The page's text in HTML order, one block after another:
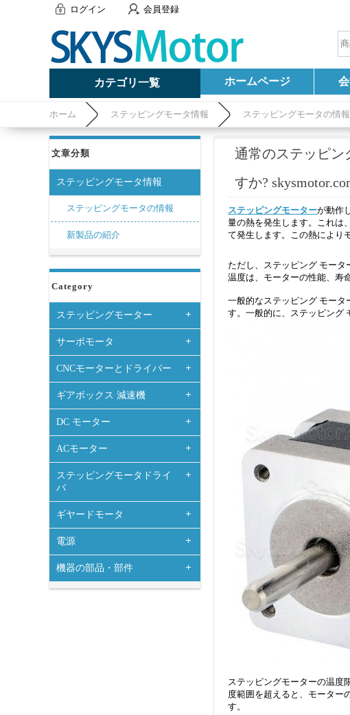
ログイン 会員登録
カテゴリ一覧 ホームページ
ホーム ステッピングモータ情報 ステッピングモータの情報
文章分類
ステッピングモータ情報
ステッピングモータの情報
新製品の紹介
Category
ステッピングモーター
サーボモータ
CNCモーターとドライバー
ギアボックス 減速機
DC モーター
ACモーター
ステッピングモータドライ
バ
ギヤードモータ
電源
機器の部品・部件
通常のステッピン
すか?
ステッピングモーターが動作
量の熱を発生します。これは
て発生します。この熱により
ただし、ステッピング モー
温度は、モーターの性能、寿
一般的なステッピング モータ
す。一般的に、ステッピング
ステッピングモーターの温度
度範囲を超えると、モーター
す。